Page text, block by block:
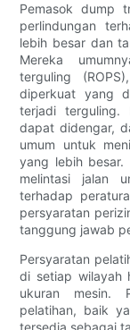
Pemasok dump
perlindungan
lebih besar dan
Mereka
terguling
diperkuat yang
terjadi terguling.
dapat didengar,
umum untuk
yang lebih besar.
melintasi jalan
terhadap
persyaratan
tanggung jawab
Persyaratan
di setiap wilayah
ukuran mesin.
pelatihan, baik